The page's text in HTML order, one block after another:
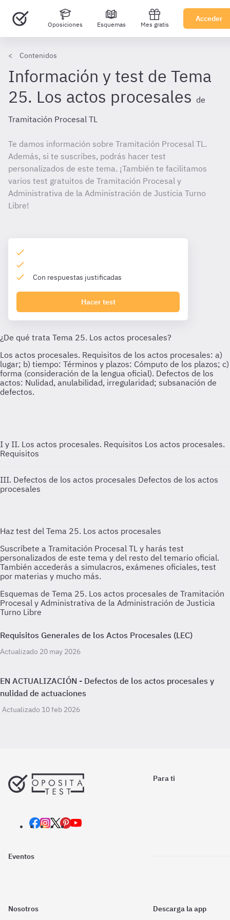
Oposiciones Esquemas Mes gratis
Acceder
Contenidos
Información y test de Tema
25. Los actos procesales de
Tramitación Procesal TL
Te damos información sobre Tramitación Procesal TL.
Además, si te suscribes, podrás hacer test
personalizados de este tema. ¡También te facilitamos
varios test gratuitos de Tramitación Procesal y
Administrativa de la Administración de Justicia Turno
Libre!
Con respuestas justificadas
Hacer test
I y II. Los actos procesales. Requisitos Los actos procesales.
Requisitos
III. Defectos de los actos procesales Defectos de los actos
procesales
Esquemas de Tema 25. Los actos procesales de Tramitación
Procesal y Administrativa de la Administración de Justicia
Turno Libre
Requisitos Generales de los Actos Procesales (LEC)
Actualizado 20 may 2026
EN ACTUALIZACIÓN - Defectos de los actos procesales y
nulidad de actuaciones
Actualizado 10 feb 2026
Para ti
Eventos
Nosotros Descarga la app